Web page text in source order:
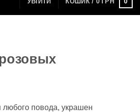
любого повода, украшен